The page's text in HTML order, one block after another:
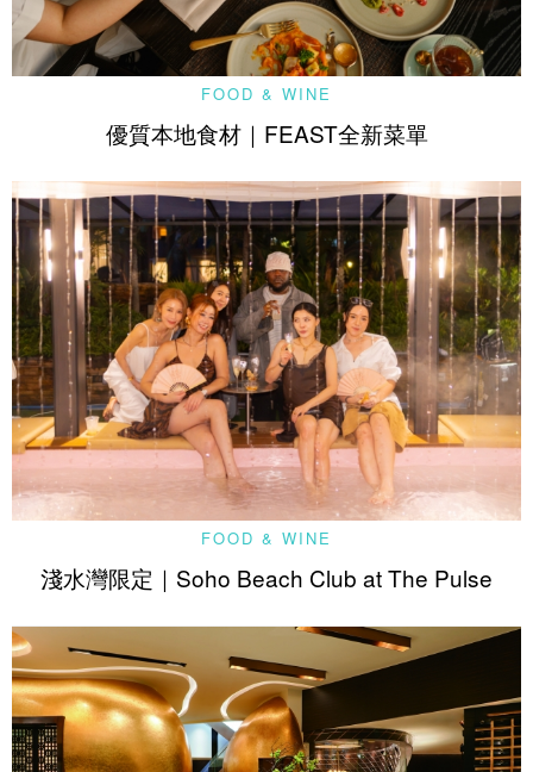
FOOD & WINE
優質本地食材｜FEAST全新菜單
FOOD & WINE
淺水灣限定｜Soho Beach Club at The Pulse